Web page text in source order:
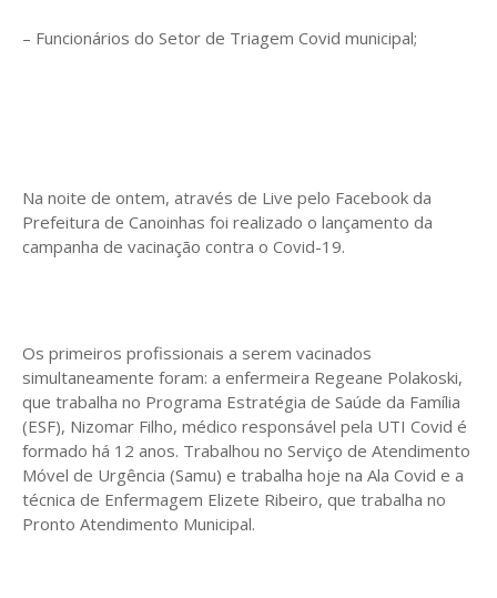
– Funcionários do Setor de Triagem Covid municipal;
Na noite de ontem, através de Live pelo Facebook da
Prefeitura de Canoinhas foi realizado o lançamento da
campanha de vacinação contra o Covid-19.
Os primeiros profissionais a serem vacinados
simultaneamente foram: a enfermeira Regeane Polakoski,
que trabalha no Programa Estratégia de Saúde da Família
(ESF), Nizomar Filho, médico responsável pela UTI Covid é
formado há 12 anos. Trabalhou no Serviço de Atendimento
Móvel de Urgência (Samu) e trabalha hoje na Ala Covid e a
técnica de Enfermagem Elizete Ribeiro, que trabalha no
Pronto Atendimento Municipal.